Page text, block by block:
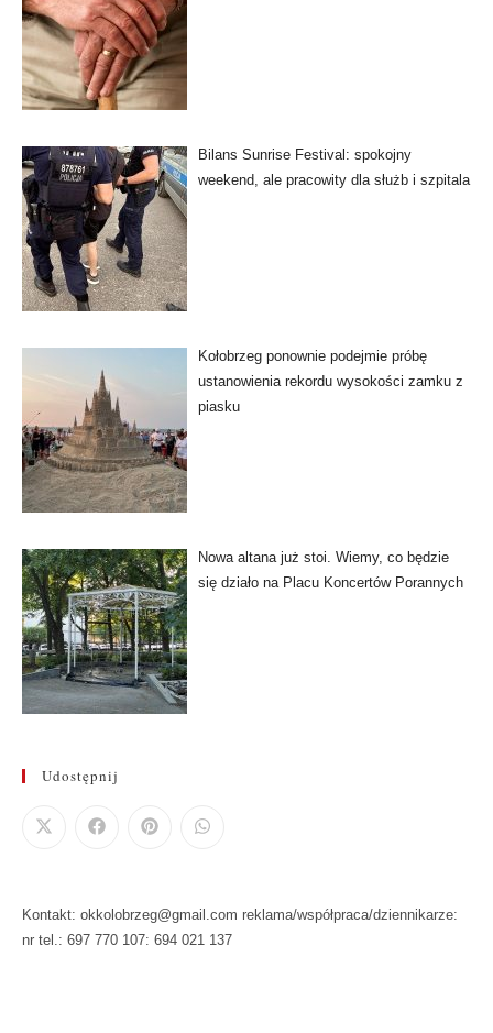
Bilans Sunrise Festival: spokojny
weekend, ale pracowity dla służb i szpitala
Kołobrzeg ponownie podejmie próbę
ustanowienia rekordu wysokości zamku z
piasku
Nowa altana już stoi. Wiemy, co będzie
się działo na Placu Koncertów Porannych
Udostępnij
Kontakt: okkolobrzeg@gmail.com reklama/współpraca/dziennikarze:
nr tel.: 697 770 107: 694 021 137